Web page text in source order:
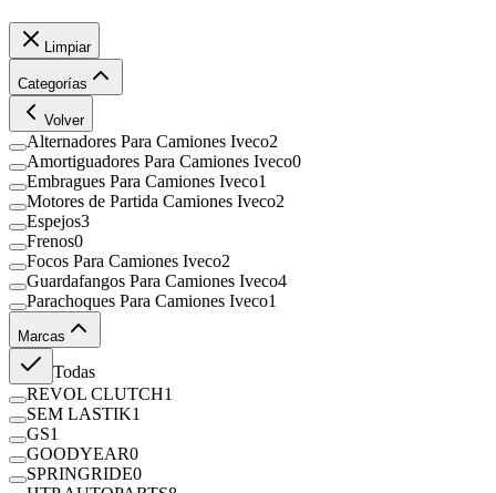
Limpiar
Categorías
Volver
Alternadores Para Camiones Iveco2
Amortiguadores Para Camiones Iveco0
Embragues Para Camiones Iveco1
Motores de Partida Camiones Iveco2
Espejos3
Frenos0
Focos Para Camiones Iveco2
Guardafangos Para Camiones Iveco4
Parachoques Para Camiones Iveco1
Marcas
Todas
REVOL CLUTCH1
SEM LASTIK1
GS1
GOODYEAR0
SPRINGRIDE0